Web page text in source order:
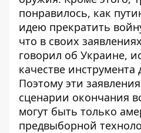
понравилось, как
идею прекратить
что в своих
говорил об Украине,
качестве инструмента
Поэтому эти
сценарии окончания
могут быть только
предвыборной